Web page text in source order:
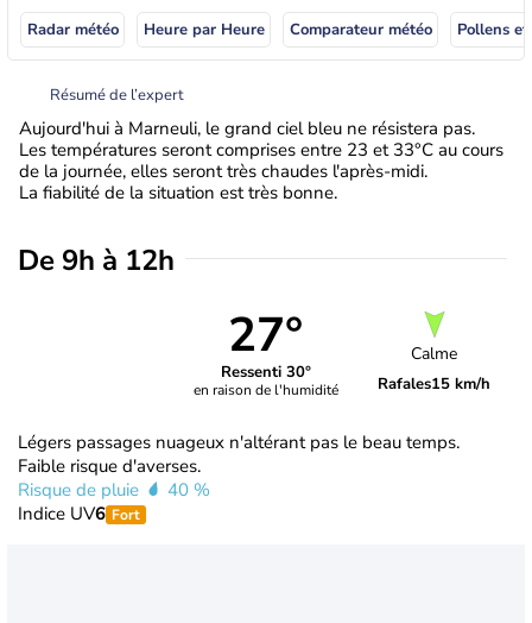
Radar météo Heure par Heure Comparateur météo Pollens
Résumé de l’expert
Aujourd'hui à Marneuli, le grand ciel bleu ne résistera pas.
Les températures seront comprises entre 23 et 33°C au cours
de la journée, elles seront très chaudes l'après-midi.
La fiabilité de la situation est très bonne.
De 9h à 12h
27°
Ressenti 30°
en raison de l'humidité
Calme
Rafales15 km/h
Légers passages nuageux n'altérant pas le beau temps.
Faible risque d'averses.
Risque de pluie
40 %
Indice UV6 Fort